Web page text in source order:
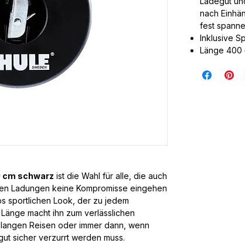
cm schwarz ist die Wahl für alle, die auch
Ladungen keine Kompromisse eingehen
sportlichen Look, der zu jedem
macht ihn zum verlässlichen
Reisen oder immer dann, wenn
sicher verzurrt werden muss.
nach
fest
Inklusive
Länge 400